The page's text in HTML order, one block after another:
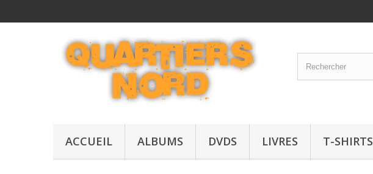
ACCUEIL ALBUMS DVDS LIVRES T-SHIRTS